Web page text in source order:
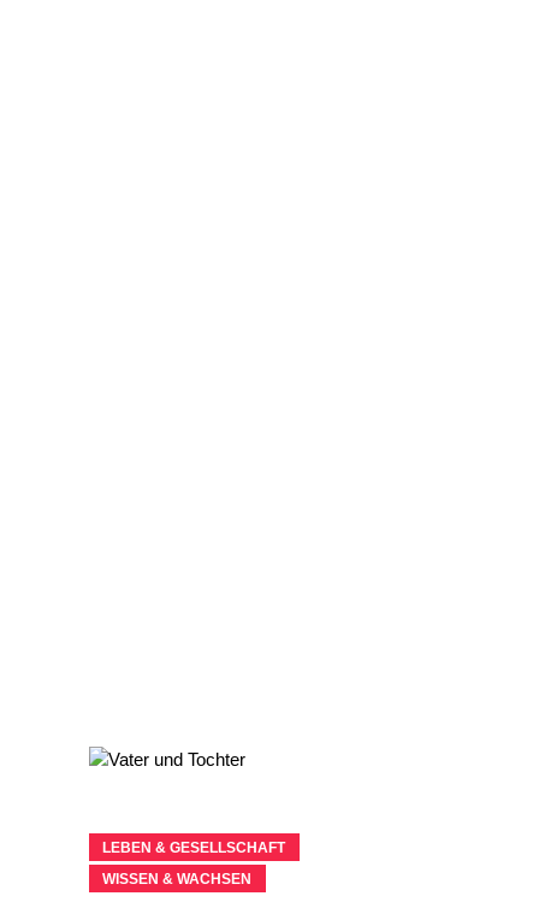
LEBEN & GESELLSCHAFT
WISSEN & WACHSEN